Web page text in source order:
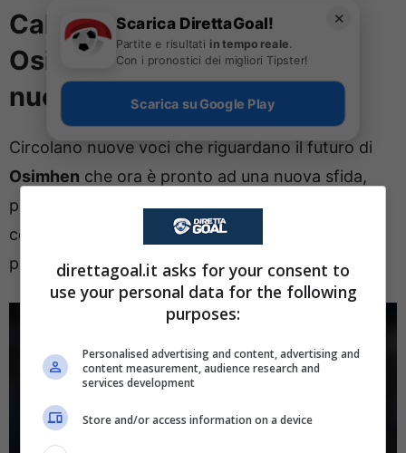
Calciomercato Napoli:
Osimhen ha trovato una
nuova squadra
Circolano nuove voci che riguardano il futuro di
Osimhen che ora è pronto ad una nuova sfida,
perché il calciatore ha voglia di fare la differenza
con una nuova avventura. Perché adesso c’è la
possibilità di andare a firmare con un nuovo club.
✕
Scarica DirettaGoal!
Partite e risultati in tempo reale.
Con i pronostici dei migliori Tipster!
Scarica su Google Play
direttagoal.it asks for your consent to
use your personal data for the following
purposes:
Personalised advertising and content, advertising and
content measurement, audience research and
services development
Store and/or access information on a device